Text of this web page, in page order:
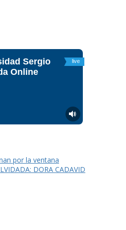
por la ventana
DORA CADAVID